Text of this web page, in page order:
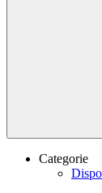
Categorie